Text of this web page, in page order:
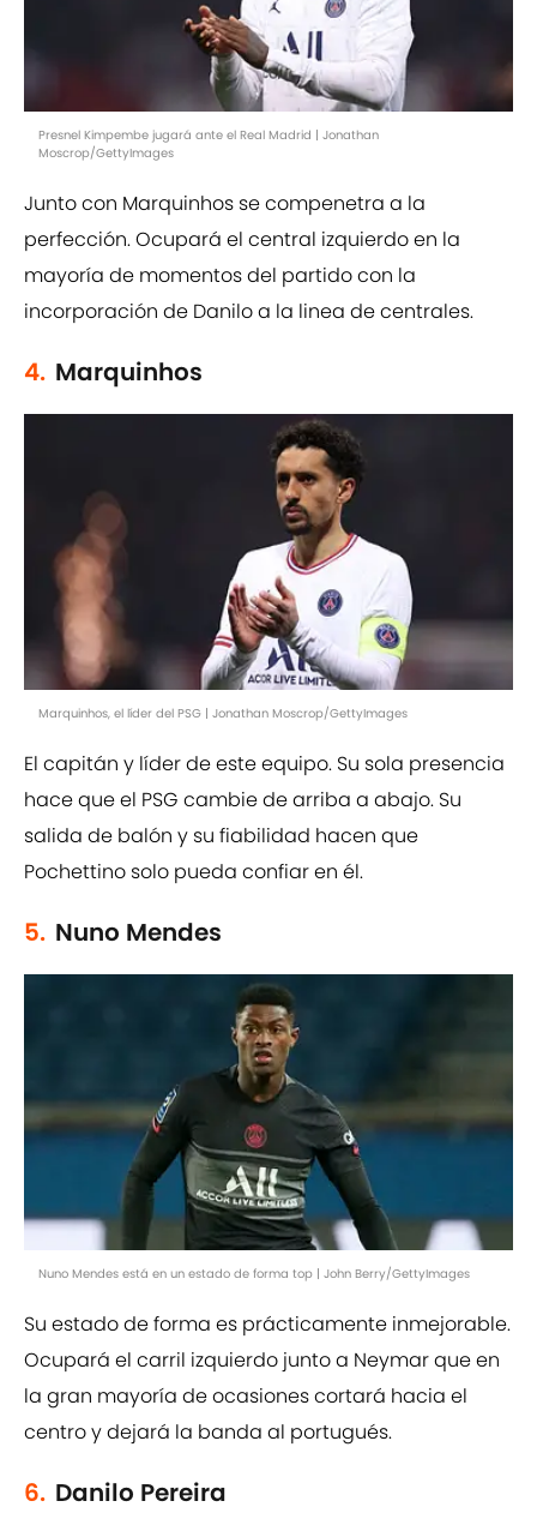
Presnel Kimpembe jugará ante el Real Madrid | Jonathan
Moscrop/GettyImages
Junto con Marquinhos se compenetra a la
perfección. Ocupará el central izquierdo en la
mayoría de momentos del partido con la
incorporación de Danilo a la linea de centrales.
4. Marquinhos
Marquinhos, el líder del PSG | Jonathan Moscrop/GettyImages
El capitán y líder de este equipo. Su sola presencia
hace que el PSG cambie de arriba a abajo. Su
salida de balón y su fiabilidad hacen que
Pochettino solo pueda confiar en él.
5. Nuno Mendes
Nuno Mendes está en un estado de forma top | John Berry/GettyImages
Su estado de forma es prácticamente inmejorable.
Ocupará el carril izquierdo junto a Neymar que en
la gran mayoría de ocasiones cortará hacia el
centro y dejará la banda al portugués.
6. Danilo Pereira